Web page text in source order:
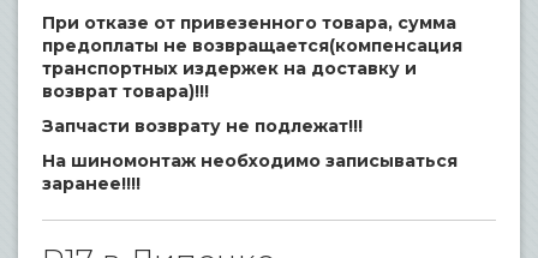
При отказе от привезенного товара, сумма
предоплаты не возвращается(компенсация
транспортных издержек на доставку и
возврат товара)!!!
Запчасти возврату не подлежат!!!
На шиномонтаж необходимо записываться
заранее!!!!